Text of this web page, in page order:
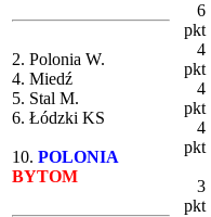
2. Polonia W.
4. Miedź
5. Stal M.
6. Łódzki KS
10. POLONIA
BYTOM
6
pkt
4
pkt
4
pkt
4
pkt
3
pkt